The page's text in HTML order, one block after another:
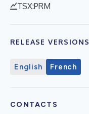
TSX:PRM
RELEASE VERSIONS
English French
CONTACTS